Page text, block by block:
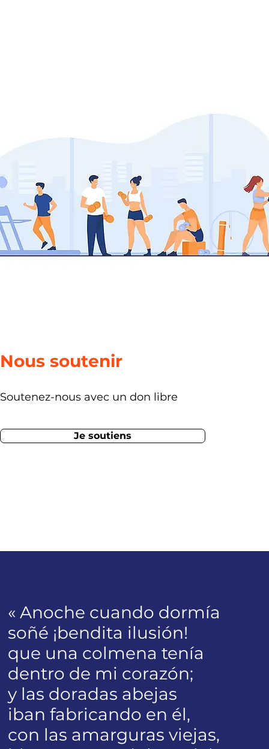
Nous soutenir
Soutenez-nous avec un don libre
Je soutiens
« Anoche cuando dormía
soñé ¡bendita ilusión!
que una colmena tenía
dentro de mi corazón;
y las doradas abejas
iban fabricando en él,
con las amarguras viejas,